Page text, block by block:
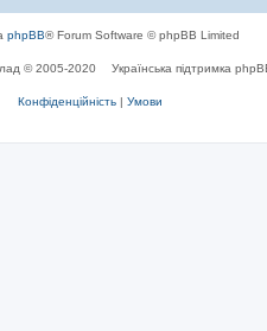
phpBB® Forum Software © phpBB Limited
© 2005-2020 Українська підтримка
Конфіденційність | Умови